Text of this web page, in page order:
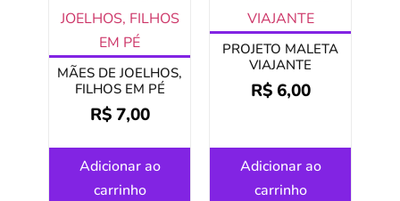
MÃES DE JOELHOS,
FILHOS EM PÉ
R$7,00
Adicionar ao
carrinho
PROJETO MALETA
VIAJANTE
R$6,00
Adicionar ao
carrinho